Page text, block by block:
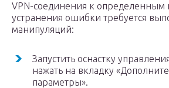
VPN-соединения к определенным
устранения ошибки требуется
манипуляций:
Запустить оснастку
нажать на вкладку
параметры».